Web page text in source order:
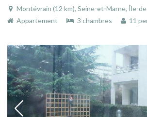
Montévrain (12 km), Seine-et-Marne, Île-
Appartement
3 chambres 11